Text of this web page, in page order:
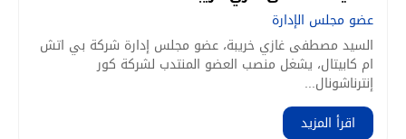
عضو مجلس الإدارة
السيد مصطفى غازي خريبة، عضو مجلس إدارة شركة بي اتش
ام كابيتال، يشغل منصب العضو المنتدب لشركة كور
إنترناشونال...
اقرأ المزيد